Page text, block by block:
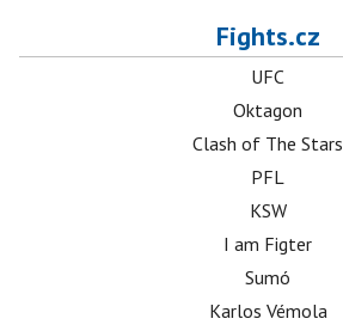
Fights.cz
UFC
Oktagon
Clash of The Stars
PFL
KSW
I am Figter
Sumó
Karlos Vémola